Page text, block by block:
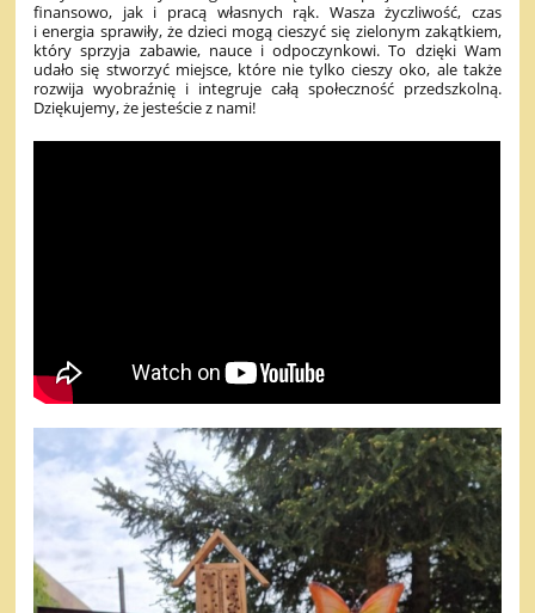
finansowo, jak i pracą własnych rąk. Wasza życzliwość, czas
i energia sprawiły, że dzieci mogą cieszyć się zielonym zakątkiem,
który sprzyja zabawie, nauce i odpoczynkowi. To dzięki Wam
udało się stworzyć miejsce, które nie tylko cieszy oko, ale także
rozwija wyobraźnię i integruje całą społeczność przedszkolną.
Dziękujemy, że jesteście z nami!